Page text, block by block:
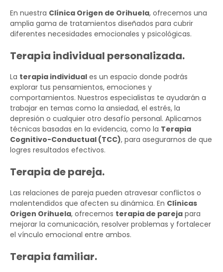
En nuestra Clínica Origen de Orihuela, ofrecemos una
amplia gama de tratamientos diseñados para cubrir
diferentes necesidades emocionales y psicológicas.
Terapia individual personalizada.
La terapia individual es un espacio donde podrás
explorar tus pensamientos, emociones y
comportamientos. Nuestros especialistas te ayudarán a
trabajar en temas como la ansiedad, el estrés, la
depresión o cualquier otro desafío personal. Aplicamos
técnicas basadas en la evidencia, como la Terapia
Cognitivo-Conductual (TCC), para asegurarnos de que
logres resultados efectivos.
Terapia de pareja.
Las relaciones de pareja pueden atravesar conflictos o
malentendidos que afecten su dinámica. En Clínicas
Origen Orihuela, ofrecemos terapia de pareja para
mejorar la comunicación, resolver problemas y fortalecer
el vínculo emocional entre ambos.
Terapia familiar.